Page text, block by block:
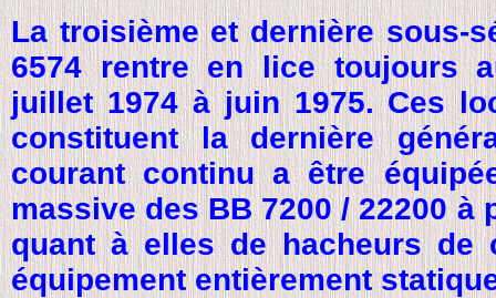
La troisième et dernière sous-
6574 rentre en lice toujours
juillet 1974 à juin 1975. Ces
constituent la dernière
courant continu a être
massive des BB 7200 / 22200 à
quant à elles de hacheurs de
équipement entièrement